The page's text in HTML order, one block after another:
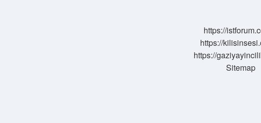
https://
https://
https://
Sitemap